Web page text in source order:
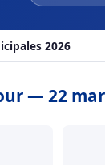
2026
— 22